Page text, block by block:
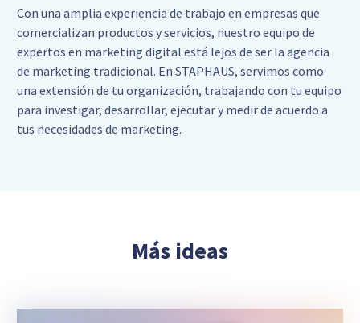
Con una amplia experiencia de trabajo en empresas que
comercializan productos y servicios, nuestro equipo de
expertos en marketing digital está lejos de ser la agencia
de marketing tradicional. En STAPHAUS, servimos como
una extensión de tu organización, trabajando con tu equipo
para investigar, desarrollar, ejecutar y medir de acuerdo a
tus necesidades de marketing.
Más ideas